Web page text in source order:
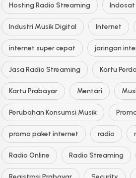
Hosting Radio Streaming Indosat
Industri Musik Digital Internet
internet super cepat jaringan
Jasa Radio Streaming Kartu
Kartu Prabayar Mentari
Perubahan Konsumsi Musik
promo paket internet radio
Radio Online Radio Streaming